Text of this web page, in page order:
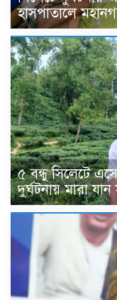
হাসপাতালে
৫ বন্ধু সিলেটে
দুর্ঘটনায় মারা